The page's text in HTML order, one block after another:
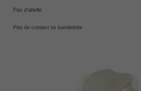
Pas d’attelle
Pas de contact os bandelette